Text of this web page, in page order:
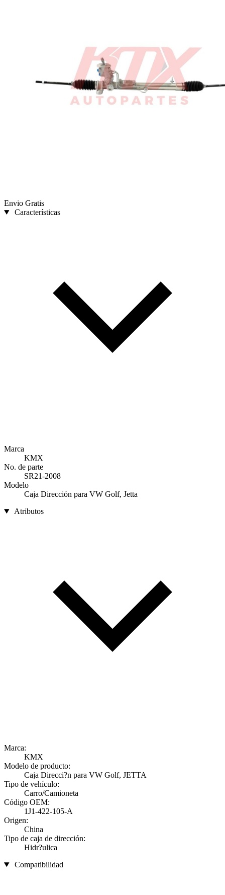
Envio Gratis
Características
Marca
KMX
No. de parte
SR21-2008
Modelo
Caja Dirección para VW Golf, Jetta
Atributos
Marca:
KMX
Modelo de producto:
Caja Direcci?n para VW Golf, JETTA
Tipo de vehículo:
Carro/Camioneta
Código OEM:
1J1-422-105-A
Origen:
China
Tipo de caja de dirección:
Hidr?ulica
Compatibilidad